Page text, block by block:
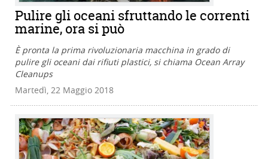
Pulire gli oceani sfruttando le correnti
marine, ora si può
È pronta la prima rivoluzionaria macchina in grado di
pulire gli oceani dai rifiuti plastici, si chiama Ocean Array
Cleanups
Martedì, 22 Maggio 2018